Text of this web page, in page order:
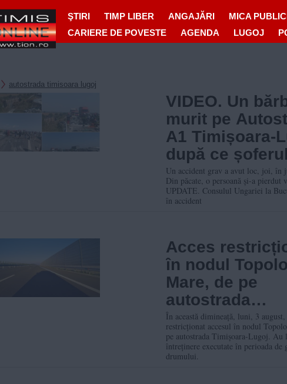
ŞTIRI TIMP LIBER ANGAJĂRI MICA
CARIERE DE POVESTE
AGENDA LUGOJ
autostrada timisoara lugoj
VIDEO. Un
murit pe
A1 Timișoara-
după ce
camion cu
pierdut
volanului
Un accident grav a avut loc, joi, în
Din păcate, o persoană și-a pierdut
UPDATE. Consulul Ungariei la
în accident
Acces
în nodul
Mare, de pe
autostrada
Timișoara-
În această dimineață, luni, 3 august,
restricționat accesul în nodul
pe autostrada Timișoara-Lugoj. Au
întreținere executate în perioada de
drumului.